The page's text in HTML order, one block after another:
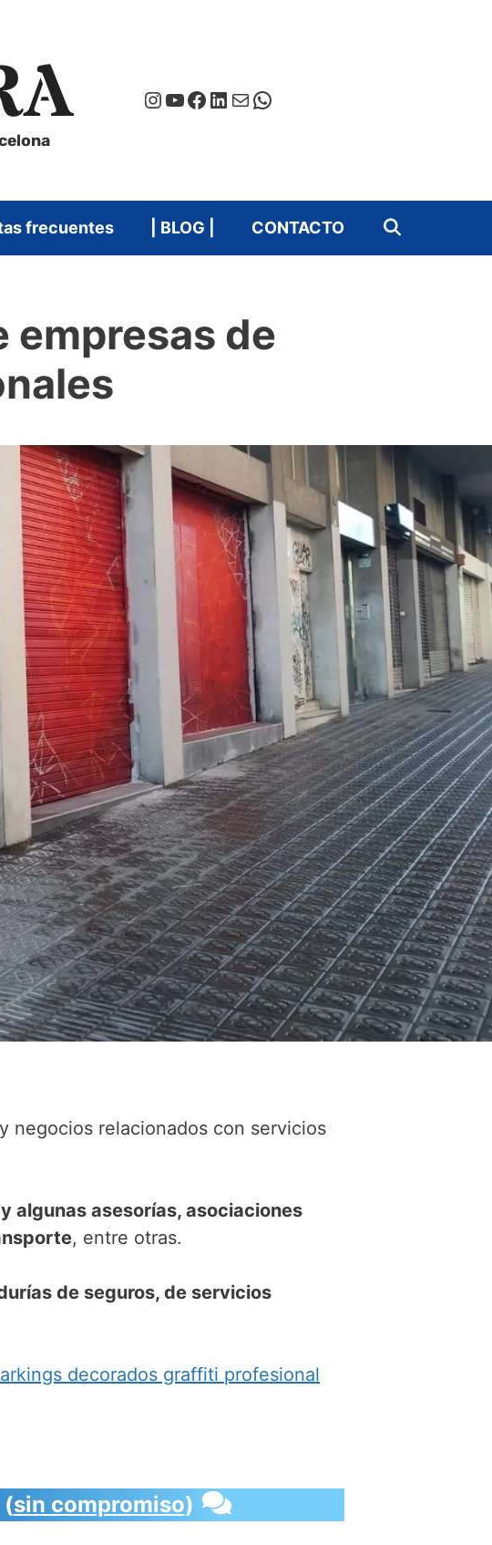
Instagram
YouTube
Facebook
LinkedIn
Correo electrónico
WhatsApp
frecuentes | BLOG | CONTACTO
empresas de
negocios relacionados con servicios
algunas asesorías, asociaciones
, entre otras.
de seguros, de servicios
decorados graffiti profesional
(sin compromiso)